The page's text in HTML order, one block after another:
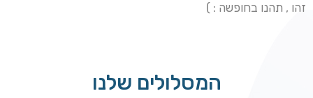
זהו , תהנו בחופשה : )
המסלולים שלנו